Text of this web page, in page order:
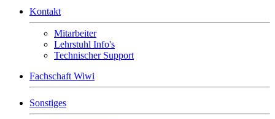
Kontakt
Mitarbeiter
Lehrstuhl Info's
Technischer Support
Fachschaft Wiwi
Sonstiges